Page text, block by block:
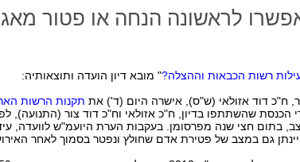
לראשונה הנחה או פטור
רשות הכבאות וההצלה?" מובא דיון הועדה ותוצאותיה:
ח"כ דוד אזולאי (ש"ס), אישרה היום (ד') את תקנות הרשות
הכנסת שהשתתפו בדיון, ח"כ אזולאי וח"כ דוד צור (התנועה),
בתום חצי שנה מפרסומן. בעקבות הערת היועמ"ש לוועדה,
גם במצב של פטירת אדם שחולץ ונפטר בסמוך לאחר